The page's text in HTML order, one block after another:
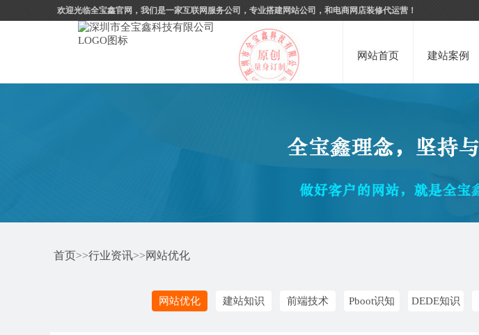
欢迎光临全宝鑫官网，我们是一家互联网服务公司，专业搭建网站公司，和电商网店装修代运营！
网站首页 建站案例
首页>>行业资讯>>网站优化
网站优化 建站知识 前端技术 Pboot识知 DEDE知识